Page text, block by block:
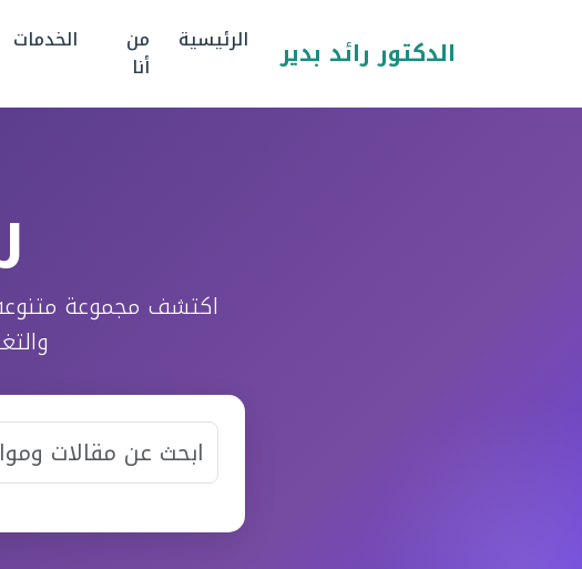
الدكتور رائد بدير الرئيسية
من
أنا
الخدمات
اكتشف مجموعة متنوعة